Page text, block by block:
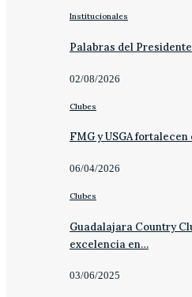
Institucionales
Palabras del
02/08/2026
Clubes
FMG y USGA
06/04/2026
Clubes
Guadalajara Country
excelencia en…
03/06/2025